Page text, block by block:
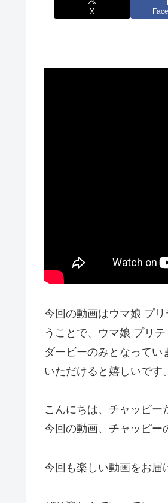
X
今回の動画はウマ娘 プ
うことで、ウマ娘 プリ
ダービーのみとなってい
いただけると嬉しいです
こんにちは、チャッピー
今回の動画、チャッピー
今回も楽しい動画をお届